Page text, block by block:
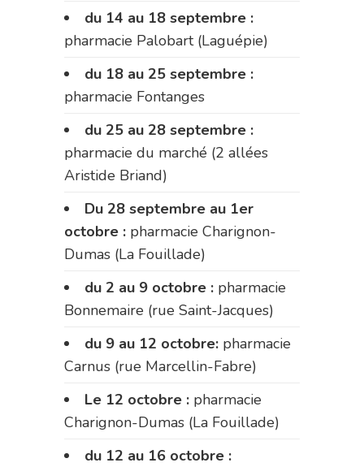
du 14 au 18 septembre :
pharmacie Palobart (Laguépie)
du 18 au 25 septembre :
pharmacie Fontanges
du 25 au 28 septembre :
pharmacie du marché (2 allées
Aristide Briand)
Du 28 septembre au 1er
octobre : pharmacie Charignon-
Dumas (La Fouillade)
du 2 au 9 octobre : pharmacie
Bonnemaire (rue Saint-Jacques)
du 9 au 12 octobre: pharmacie
Carnus (rue Marcellin-Fabre)
Le 12 octobre : pharmacie
Charignon-Dumas (La Fouillade)
du 12 au 16 octobre :